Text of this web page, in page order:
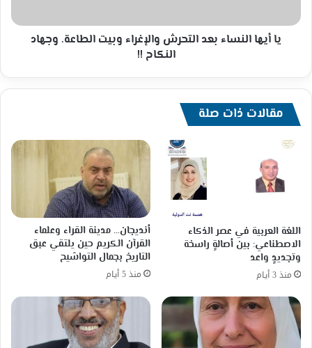
وجهاد
النكاحيا أيها النساء بعد التحرش والإغراء وبيت الطاعة. وجهاد
النكاح !!
مقالات ذات صلة
اللغة العربية في عصر الذكاء
الاصطناعي: بين أصالةٍ راسخة
وتجديدٍ واعد
منذ 3 أيام
أنديجان… مدينة القراء وعلماء
القرآن الكريم حين يلتقي عبق
التاريخ بجمال التواشيح
منذ 5 أيام